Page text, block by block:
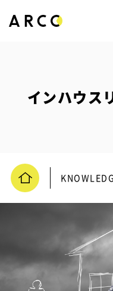
インハウス